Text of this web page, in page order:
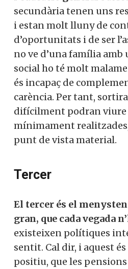
secundària tenen uns
i estan molt lluny de
d’oportunitats i de ser
no ve d’una família
social ho té molt
és incapaç de
carència. Per tant,
difícilment podran viure
mínimament
punt de vista material.
Tercer
El tercer és el
gran, que cada vegada
existeixen polítiques
sentit. Cal dir, i aquest
positiu, que les